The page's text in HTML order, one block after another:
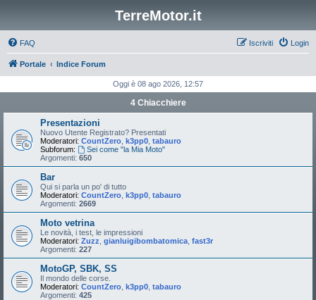
TerreMotor.it
FAQ Login
Iscriviti
Portale Indice Forum
Oggi è 08 ago 2026, 12:57
4 Chiacchiere
Presentazioni
Nuovo Utente Registrato? Presentati
Moderatori: CountZero k3pp0 tabauro
Subforum:
Sei come "la Mia Moto"
Argomenti: 650
Bar
Qui si parla un po' di tutto
Moderatori: CountZero k3pp0 tabauro
Argomenti: 2669
Moto vetrina
Le novità, i test, le impressioni
Moderatori: Zuzz gianluigibombatomica fast3r
Argomenti: 227
MotoGP, SBK, SS
Il mondo delle corse.
Moderatori: CountZero k3pp0 tabauro
Argomenti: 425